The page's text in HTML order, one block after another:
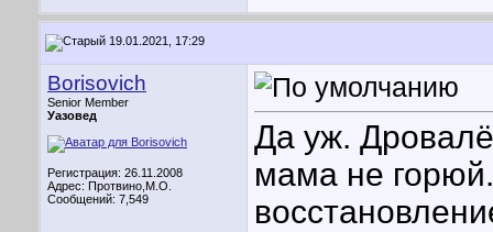
19.01.2021, 17:29
Borisovich
Senior Member
Уазовед
Регистрация: 26.11.2008
Адрес: Протвино,М.О.
Сообщений: 7,549
Да уж.
мама не горюй.